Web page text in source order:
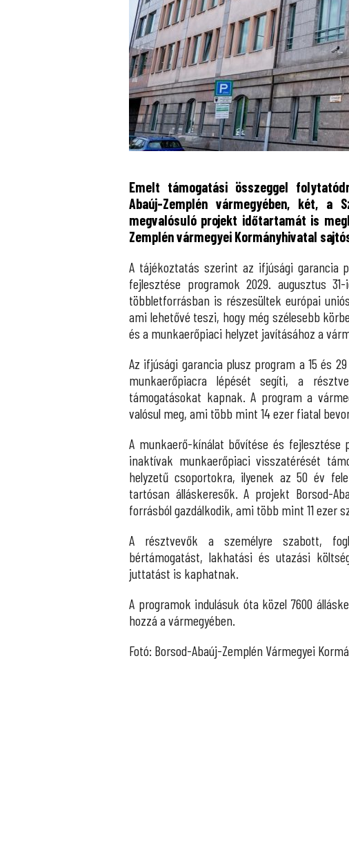
Emelt támogatási összeggel
Abaúj-Zemplén vármegyében, két, a
megvalósuló projekt időtartamát is
Zemplén vármegyei Kormányhivatal
A tájékoztatás szerint az ifjúsági garancia
fejlesztése programok 2029. augusztus
többletforrásban is részesültek európai
ami lehetővé teszi, hogy még szélesebb
és a munkaerőpiaci helyzet javításához a
Az ifjúsági garancia plusz program a 15 és
munkaerőpiacra lépését segíti, a
támogatásokat kapnak. A program a
valósul meg, ami több mint 14 ezer fiatal
A munkaerő-kínálat bővítése és
inaktívak munkaerőpiaci visszatérését
helyzetű csoportokra, ilyenek az 50 év
tartósan álláskeresők. A projekt Borsod-
forrásból gazdálkodik, ami több mint 11 ezer
A résztvevők a személyre szabott,
bértámogatást, lakhatási és utazási
juttatást is kaphatnak.
A programok indulásuk óta közel 7600
hozzá a vármegyében.
Fotó: Borsod-Abaúj-Zemplén Vármegyei